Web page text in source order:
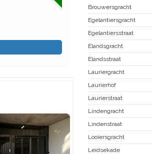
Brouwersgracht
Egelantiersgracht
Egelantiersstraat
Elandsgracht
Elandsstraat
Lauriergracht
Laurierhof
Laurierstraat
Lindengracht
Lindenstraat
Looiersgracht
Leidsekade